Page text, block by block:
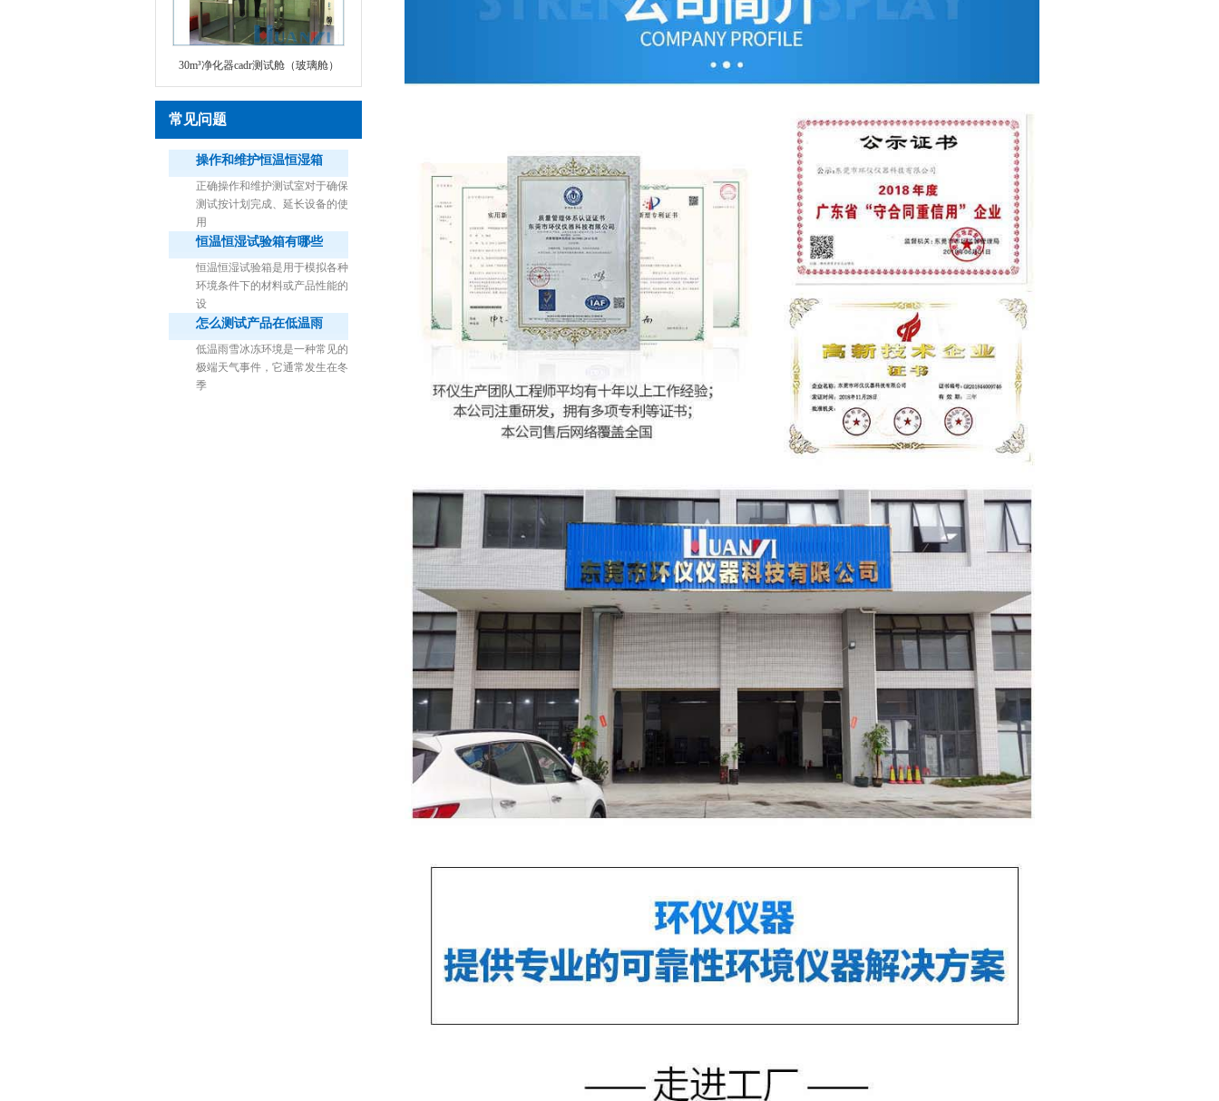
30m³净化器cadr测试舱（玻璃舱）
1立方米细菌气雾柜（不锈钢）
常见问题
操作和维护恒温恒湿箱
正确操作和维护测试室对于确保
测试按计划完成、延长设备的使
用
恒温恒湿试验箱有哪些
恒温恒湿试验箱是用于模拟各种
环境条件下的材料或产品性能的
设
怎么测试产品在低温雨
低温雨雪冰冻环境是一种常见的
极端天气事件，它通常发生在冬
季